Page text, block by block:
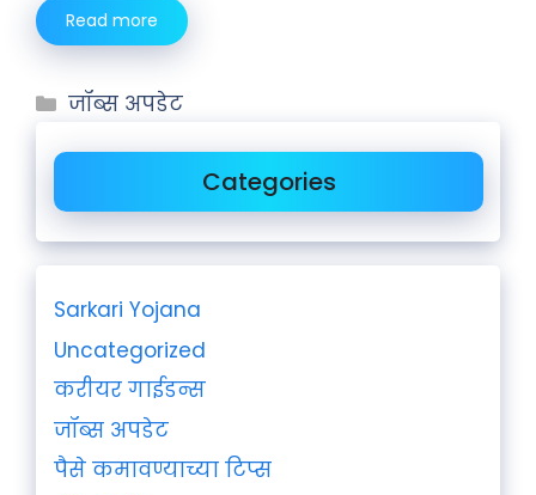
Read more
जॉब्स अपडेट
Categories
Sarkari Yojana
Uncategorized
करीयर गाईडन्स
जॉब्स अपडेट
पैसे कमावण्याच्या टिप्स